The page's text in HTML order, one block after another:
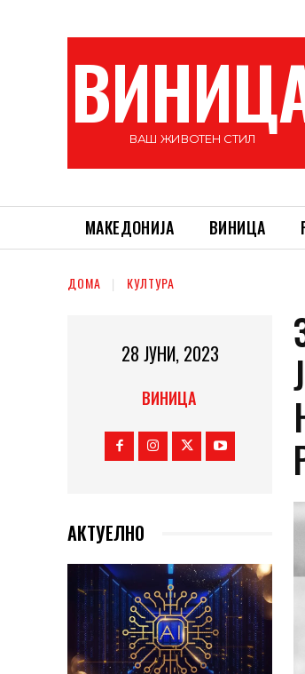
ВАШ ЖИВОТЕН СТИЛ
МАКЕДОНИЈА ВИНИЦА
ДОМА КУЛТУРА
28 ЈУНИ, 2023
ВИНИЦА
АКТУЕЛНО